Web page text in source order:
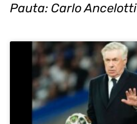
Pauta: Carlo Ancelotti